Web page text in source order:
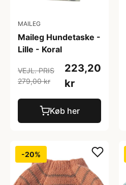
MAILEG
Maileg Hundetaske -
Lille - Koral
VEJL. PRIS
279,00 kr
223,20
kr
Køb her
-20%